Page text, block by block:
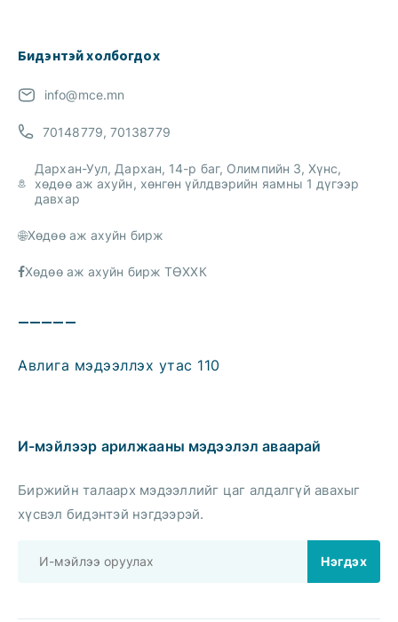
Бидэнтэй холбогдох
info@mce.mn
70148779, 70138779
Дархан-Уул, Дархан, 14-р баг, Олимпийн 3, Хүнс,
хөдөө аж ахуйн, хөнгөн үйлдвэрийн яамны 1 дүгээр
давхар
Хөдөө аж ахуйн бирж
Хөдөө аж ахуйн бирж ТӨХХК
—————
Авлига мэдээллэх утас 110
И-мэйлээр арилжааны мэдээлэл аваарай
Биржийн талаарх мэдээллийг цаг алдалгүй авахыг
хүсвэл бидэнтэй нэгдээрэй.